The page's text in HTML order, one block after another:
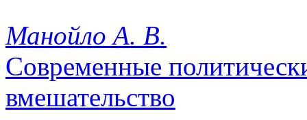
Манойло А. В.
Современные
вмешательство